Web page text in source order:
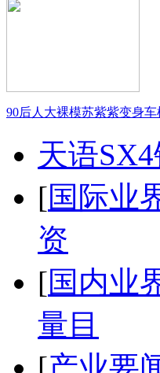
90后人大裸模苏紫紫变身车
天语
[国际业
资
[国内业
量目